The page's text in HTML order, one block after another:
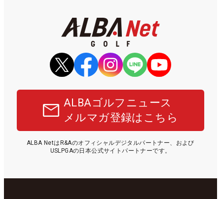
ALBAゴルフニュース
メルマガ登録はこちら
ALBA NetはR&Aのオフィシャルデジタルパートナー、および
USLPGAの日本公式サイトパートナーです。